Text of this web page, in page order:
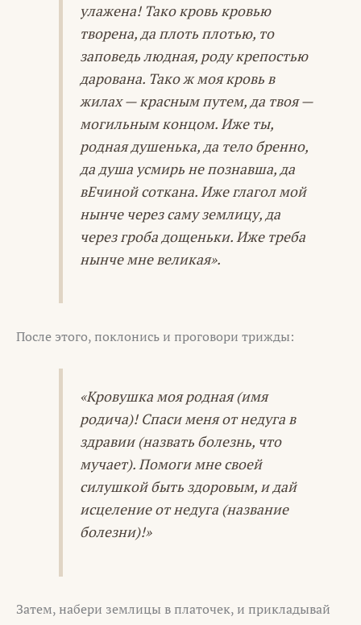
улажена! Тако кровь кровью
творена, да плоть плотью, то
заповедь людная, роду крепостью
дарована. Тако ж моя кровь в
жилах — красным путем, да твоя —
могильным концом. Иже ты,
родная душенька, да тело бренно,
да душа усмирь не познавша, да
вЕчиной соткана. Иже глагол мой
нынче через саму землицу, да
через гроба дощеньки. Иже треба
нынче мне великая».
После этого, поклонись и проговори трижды:
«Кровушка моя родная (имя
родича)! Спаси меня от недуга в
здравии (назвать болезнь, что
мучает). Помоги мне своей
силушкой быть здоровым, и дай
исцеление от недуга (название
болезни)!»
Затем, набери землицы в платочек, и прикладывай